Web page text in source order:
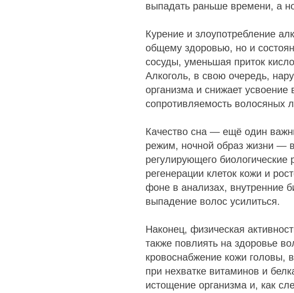
выпадать раньше времени, а
Курение и злоупотребление
общему здоровью, но и
сосуды, уменьшая приток
Алкоголь, в свою очередь,
организма и снижает
сопротивляемость волосяных
Качество сна — ещё один
режим, ночной образ жизни —
регулирующего биологические
регенерации клеток кожи и
фоне в анализах, внутренние
выпадение волос усилиться.
Наконец, физическая
также повлиять на здоровье
кровоснабжение кожи головы,
при нехватке витаминов и
истощение организма и, как